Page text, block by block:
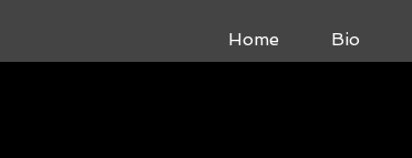
Home Bio